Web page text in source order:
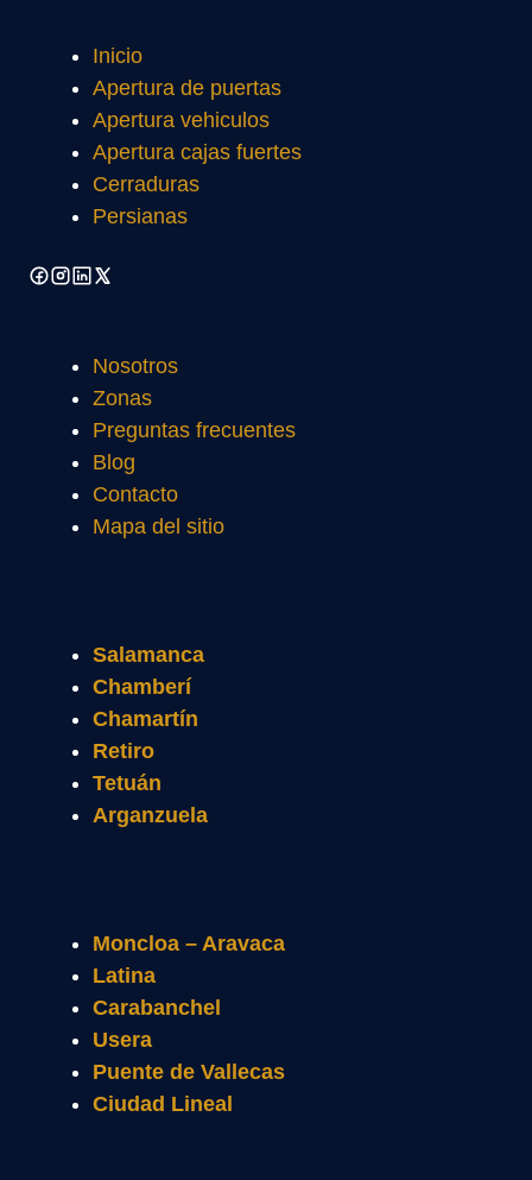
Inicio
Apertura de puertas
Apertura vehiculos
Apertura cajas fuertes
Cerraduras
Persianas
Nosotros
Zonas
Preguntas frecuentes
Blog
Contacto
Mapa del sitio
Salamanca
Chamberí
Chamartín
Retiro
Tetuán
Arganzuela
Moncloa – Aravaca
Latina
Carabanchel
Usera
Puente de Vallecas
Ciudad Lineal